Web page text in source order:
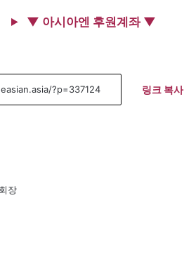
▼ 아시아엔 후원계좌 ▼
링크 복사
장